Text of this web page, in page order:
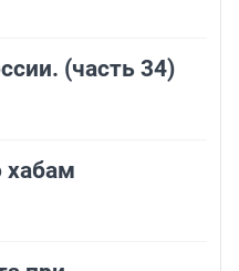
(часть 34)
хабам